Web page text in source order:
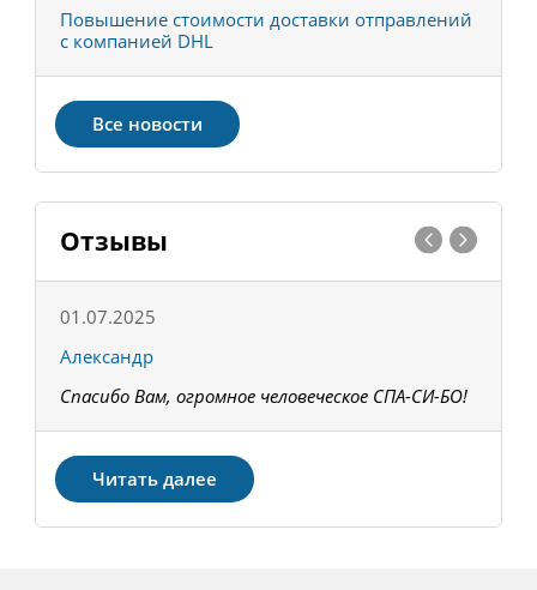
Повышение стоимости доставки отправлений
с компанией DHL
Все новости
Отзывы
01.07.2025
Александр
Спасибо Вам, огромное человеческое СПА-СИ-БО!
Читать далее